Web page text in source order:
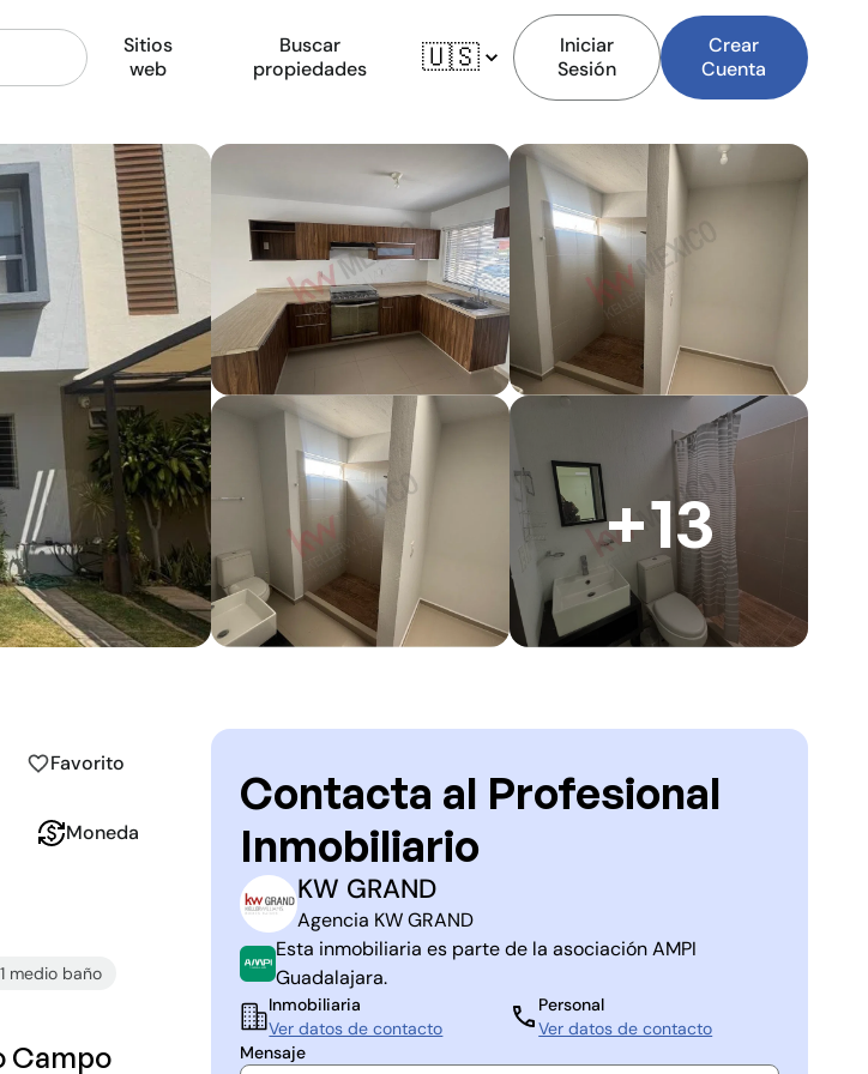
Sitios
web
Buscar
propiedades
🇺🇸
Iniciar
Sesión
Crear
Cuenta
+13
Favorito
Moneda
1 medio baño
Campo
Contacta al Profesional
Inmobiliario
KG KW GRAND
Agencia KW GRAND
Esta inmobiliaria es parte de la asociaciónAMPI
Guadalajara.
Inmobiliaria
Ver datos de contacto
Personal
Ver datos de contacto
Mensaje